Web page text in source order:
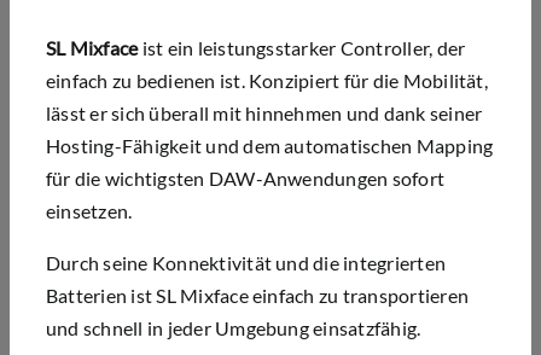
SL Mixface ist ein leistungsstarker Controller, der
einfach zu bedienen ist. Konzipiert für die Mobilität,
lässt er sich überall mit hinnehmen und dank seiner
Hosting-Fähigkeit und dem automatischen Mapping
für die wichtigsten DAW-Anwendungen sofort
einsetzen.
Durch seine Konnektivität und die integrierten
Batterien ist SL Mixface einfach zu transportieren
und schnell in jeder Umgebung einsatzfähig.